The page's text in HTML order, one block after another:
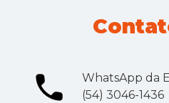
WhatsApp da
(54) 3046-1436